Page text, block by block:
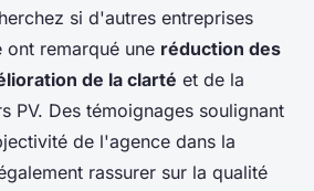
si d'autres entreprises
ont remarqué une réduction des
de la clarté et de la
PV. Des témoignages soulignant
de l'agence dans la
rassurer sur la qualité